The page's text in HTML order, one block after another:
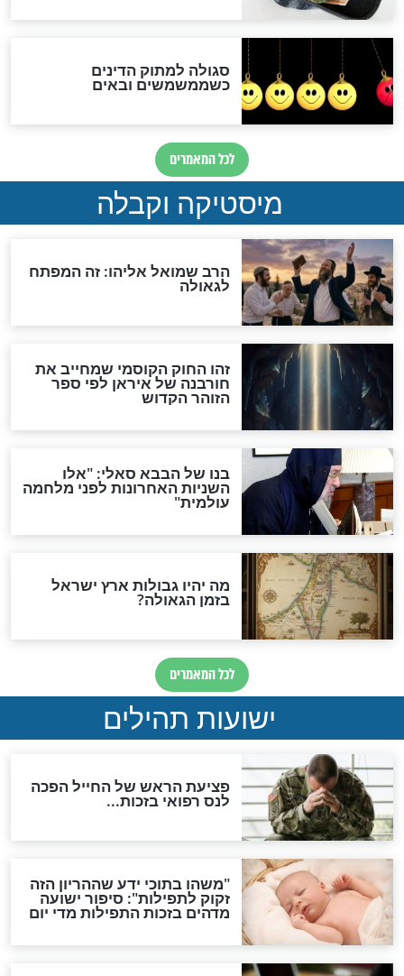
מה יהיה בימות המשיח?
"לפני הגאולה תהיה אפיקורסות
והכחשה גדולה מאוד של
האמונה"
האם לאחר בוא המשיח יהיה
אפשר לחזור בתשובה?
לכל המאמרים
להמתקת הדינים וביטול
גזרות
סגולת ע"ב שמות הקודש
תפילה סגולית להמתקת
הדינים